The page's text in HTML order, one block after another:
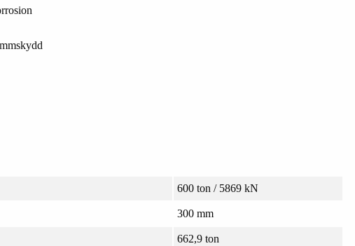
600 ton / 5869 kN
300 mm
662,9 ton